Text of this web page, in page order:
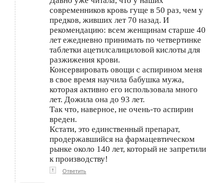
современников кровь гуще в 50 раз, чем у
предков, живших лет 70 назад. И
рекомендацию: всем женщинам старше 40
лет ежедневно принимать по четвертинке
таблетки ацетилсалициловой кислоты для
разжижения крови.
Консервировать овощи с аспирином меня
в свое время научила бабушка мужа,
которая активно его использовала много
лет. Дожила она до 93 лет.
Так что, наверное, не очень-то аспирин
вреден.
Кстати, это единственный препарат,
продержавшийся на фармацевтическом
рынке около 140 лет, который не запретили
к производству!
↑ Ответить